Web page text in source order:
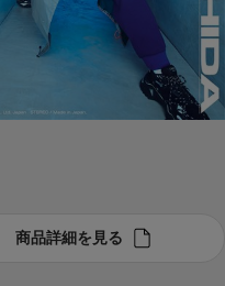
商品詳細を見る